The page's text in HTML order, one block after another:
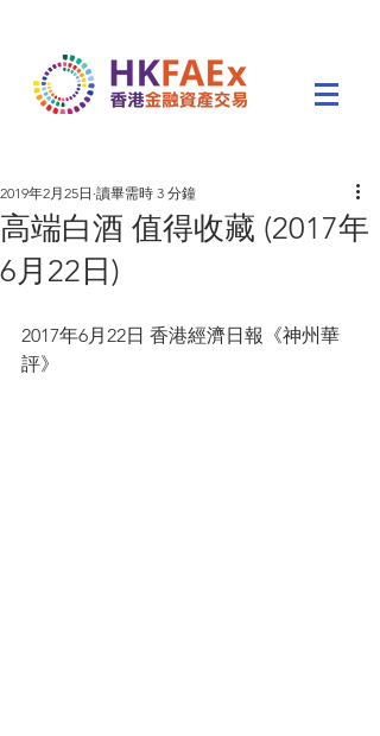
高端白酒 值得收藏 (2017年
6月22日)
2019年2月25日 讀畢需時 3 分鐘
2017年6月22日 香港經濟日報《神州華
評》